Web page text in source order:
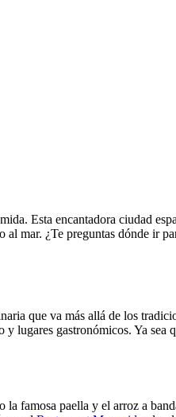
Esta encantadora ciudad
mar. ¿Te preguntas dónde ir
que va más allá de los
lugares gastronómicos. Ya
famosa paella y el arroz a